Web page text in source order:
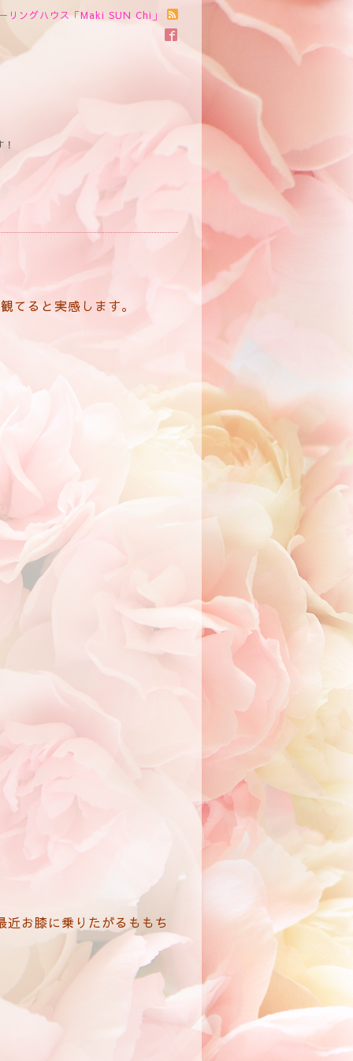
リングハウス「Maki SUN Chi」
てると実感します。
近お膝に乗りたがるももち